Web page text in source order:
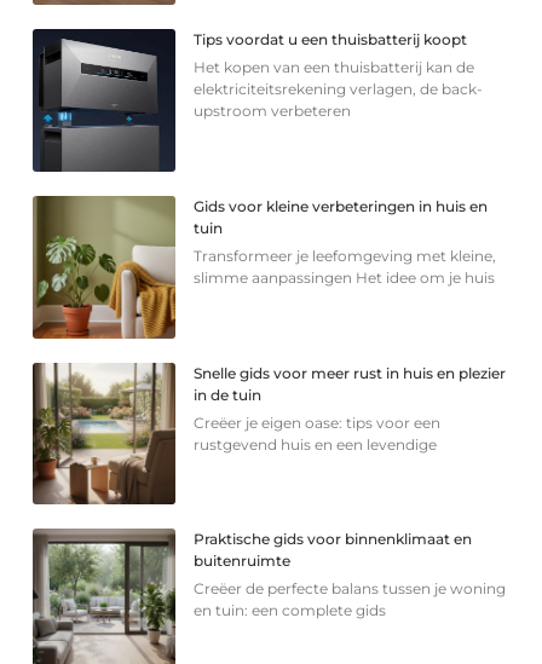
Tips voordat u een thuisbatterij koopt
Het kopen van een thuisbatterij kan de
elektriciteitsrekening verlagen, de back-
upstroom verbeteren
Gids voor kleine verbeteringen in huis en
tuin
Transformeer je leefomgeving met kleine,
slimme aanpassingen Het idee om je huis
Snelle gids voor meer rust in huis en plezier
in de tuin
Creëer je eigen oase: tips voor een
rustgevend huis en een levendige
Praktische gids voor binnenklimaat en
buitenruimte
Creëer de perfecte balans tussen je woning
en tuin: een complete gids